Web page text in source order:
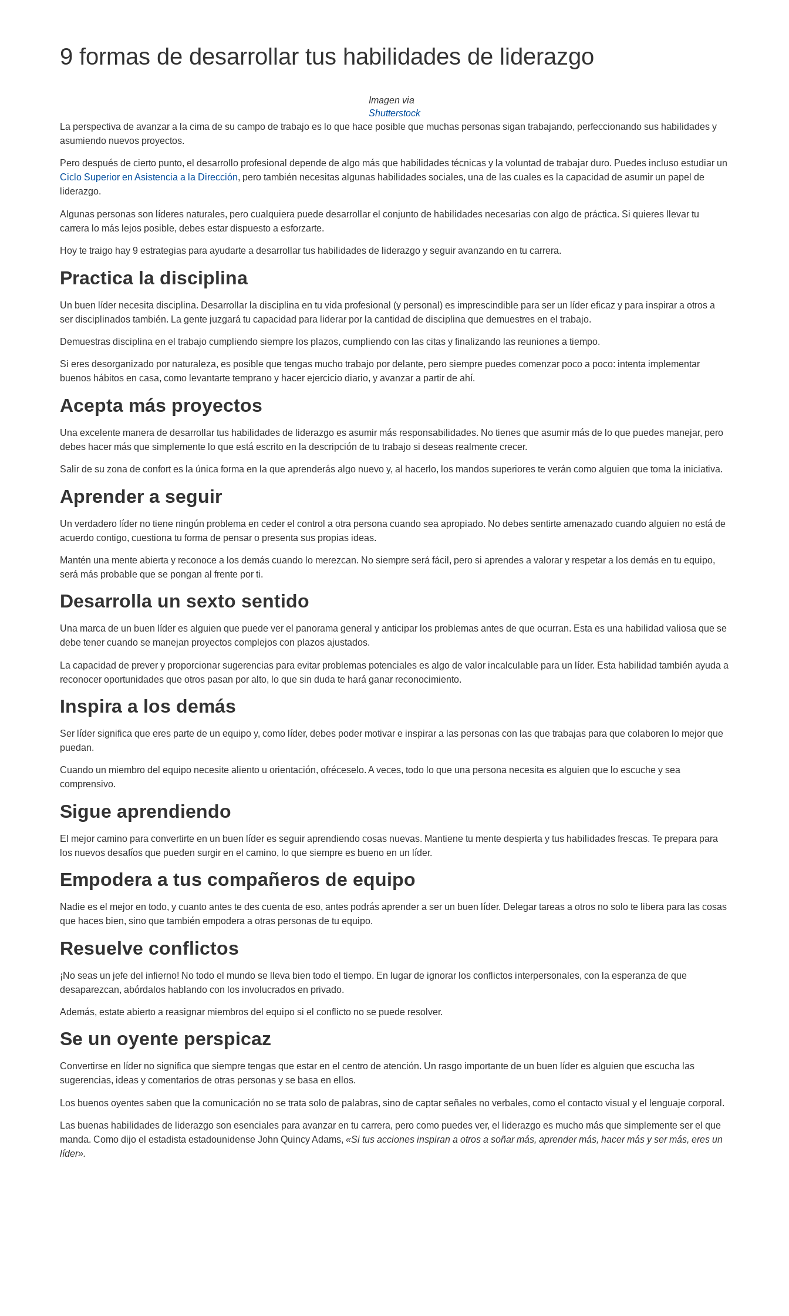
9 formas de desarrollar tus habilidades de liderazgo
Imagen via
Shutterstock
La perspectiva de avanzar a la cima de su campo de trabajo es lo que hace posible que muchas personas sigan trabajando, perfeccionando sus habilidades y
asumiendo nuevos proyectos.
Pero después de cierto punto, el desarrollo profesional depende de algo más que habilidades técnicas y la voluntad de trabajar duro. Puedes incluso estudiar un
Ciclo Superior en Asistencia a la Dirección, pero también necesitas algunas habilidades sociales, una de las cuales es la capacidad de asumir un papel de
liderazgo.
Algunas personas son líderes naturales, pero cualquiera puede desarrollar el conjunto de habilidades necesarias con algo de práctica. Si quieres llevar tu
carrera lo más lejos posible, debes estar dispuesto a esforzarte.
Hoy te traigo hay 9 estrategias para ayudarte a desarrollar tus habilidades de liderazgo y seguir avanzando en tu carrera.
Practica la disciplina
Un buen líder necesita disciplina. Desarrollar la disciplina en tu vida profesional (y personal) es imprescindible para ser un líder eficaz y para inspirar a otros a
ser disciplinados también. La gente juzgará tu capacidad para liderar por la cantidad de disciplina que demuestres en el trabajo.
Demuestras disciplina en el trabajo cumpliendo siempre los plazos, cumpliendo con las citas y finalizando las reuniones a tiempo.
Si eres desorganizado por naturaleza, es posible que tengas mucho trabajo por delante, pero siempre puedes comenzar poco a poco: intenta implementar
buenos hábitos en casa, como levantarte temprano y hacer ejercicio diario, y avanzar a partir de ahí.
Acepta más proyectos
Una excelente manera de desarrollar tus habilidades de liderazgo es asumir más responsabilidades. No tienes que asumir más de lo que puedes manejar, pero
debes hacer más que simplemente lo que está escrito en la descripción de tu trabajo si deseas realmente crecer.
Salir de su zona de confort es la única forma en la que aprenderás algo nuevo y, al hacerlo, los mandos superiores te verán como alguien que toma la iniciativa.
Aprender a seguir
Un verdadero líder no tiene ningún problema en ceder el control a otra persona cuando sea apropiado. No debes sentirte amenazado cuando alguien no está de
acuerdo contigo, cuestiona tu forma de pensar o presenta sus propias ideas.
Mantén una mente abierta y reconoce a los demás cuando lo merezcan. No siempre será fácil, pero si aprendes a valorar y respetar a los demás en tu equipo,
será más probable que se pongan al frente por ti.
Desarrolla un sexto sentido
Una marca de un buen líder es alguien que puede ver el panorama general y anticipar los problemas antes de que ocurran. Esta es una habilidad valiosa que se
debe tener cuando se manejan proyectos complejos con plazos ajustados.
La capacidad de prever y proporcionar sugerencias para evitar problemas potenciales es algo de valor incalculable para un líder. Esta habilidad también ayuda a
reconocer oportunidades que otros pasan por alto, lo que sin duda te hará ganar reconocimiento.
Inspira a los demás
Ser líder significa que eres parte de un equipo y, como líder, debes poder motivar e inspirar a las personas con las que trabajas para que colaboren lo mejor que
puedan.
Cuando un miembro del equipo necesite aliento u orientación, ofréceselo. A veces, todo lo que una persona necesita es alguien que lo escuche y sea
comprensivo.
Sigue aprendiendo
El mejor camino para convertirte en un buen líder es seguir aprendiendo cosas nuevas. Mantiene tu mente despierta y tus habilidades frescas. Te prepara para
los nuevos desafíos que pueden surgir en el camino, lo que siempre es bueno en un líder.
Empodera a tus compañeros de equipo
Nadie es el mejor en todo, y cuanto antes te des cuenta de eso, antes podrás aprender a ser un buen líder. Delegar tareas a otros no solo te libera para las cosas
que haces bien, sino que también empodera a otras personas de tu equipo.
Resuelve conflictos
¡No seas un jefe del infierno! No todo el mundo se lleva bien todo el tiempo. En lugar de ignorar los conflictos interpersonales, con la esperanza de que
desaparezcan, abórdalos hablando con los involucrados en privado.
Además, estate abierto a reasignar miembros del equipo si el conflicto no se puede resolver.
Se un oyente perspicaz
Convertirse en líder no significa que siempre tengas que estar en el centro de atención. Un rasgo importante de un buen líder es alguien que escucha las
sugerencias, ideas y comentarios de otras personas y se basa en ellos.
Los buenos oyentes saben que la comunicación no se trata solo de palabras, sino de captar señales no verbales, como el contacto visual y el lenguaje corporal.
Las buenas habilidades de liderazgo son esenciales para avanzar en tu carrera, pero como puedes ver, el liderazgo es mucho más que simplemente ser el que
manda. Como dijo el estadista estadounidense John Quincy Adams, «Si tus acciones inspiran a otros a soñar más, aprender más, hacer más y ser más, eres un
líder».